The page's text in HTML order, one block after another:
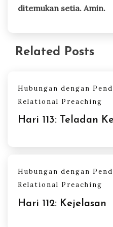
ditemukan setia. Amin.
Related Posts
Hubungan dengan
Relational Preaching
Hari 113: Teladan
Hubungan dengan
Relational Preaching
Hari 112: Kejelasan